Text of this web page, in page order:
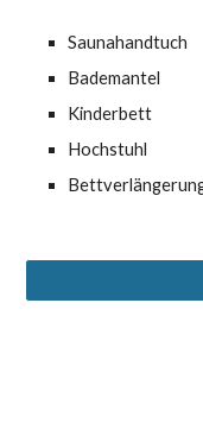
Saunahandtuch
Bademantel
Kinderbett
Hochstuhl